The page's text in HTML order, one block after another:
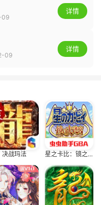
09
详情
09
详情
决战玛法 星之卡比：镜之大迷宫